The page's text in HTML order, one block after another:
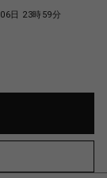
日 23時59分